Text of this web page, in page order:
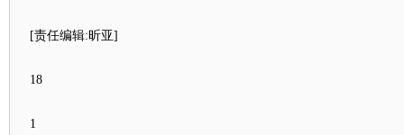
[责任编辑:昕亚]
18
1